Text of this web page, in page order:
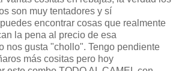
son muy tentadores y sí
encontrar cosas que realmente
la pena al precio de esa
nos gusta "chollo". Tengo pendiente
más cositas pero hoy